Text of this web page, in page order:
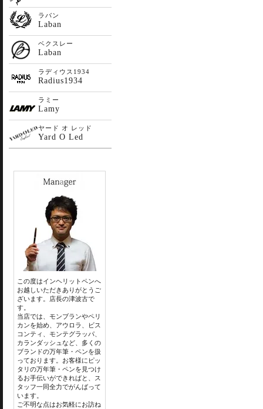
ラバン
Laban
ベクスレー
Laban
ラディウス1934
Radius1934
ラミー
Lamy
ヤード オ レッド
Yard O Led
この度はインヘリットペンへ
お越しいただきありがとうご
ざいます。店長の津波古で
す。
当店では、モンブランやペリ
カンを始め、アウロラ、ビス
コンティ、モンテグラッパ、
カランダッシュなど、多くの
ブランドの万年筆・ペンを扱
っております。お客様にピッ
タリの万年筆・ペンを見つけ
るお手伝いができればと、ス
タッフ一同全力でがんばって
います。
ご不明な点はお気軽にお訪ね